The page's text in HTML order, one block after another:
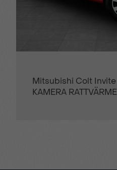
Peugeot 5008
KAMPANJ